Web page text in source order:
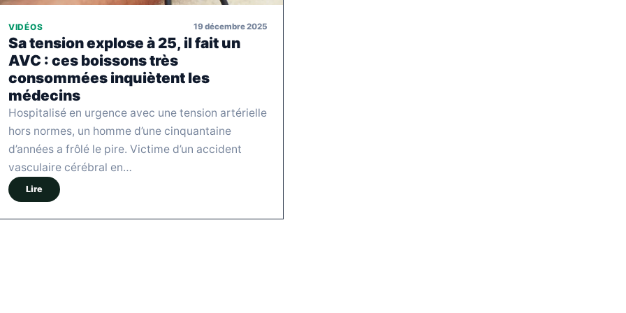
VIDÉOS 19 décembre 2025
Sa tension explose à 25, il fait un
AVC : ces boissons très
consommées inquiètent les
médecins
Hospitalisé en urgence avec une tension artérielle
hors normes, un homme d’une cinquantaine
d’années a frôlé le pire. Victime d’un accident
vasculaire cérébral en…
Lire